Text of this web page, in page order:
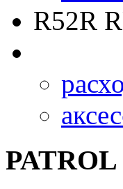
R52R
PATROL